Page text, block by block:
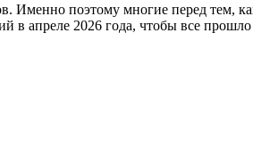
Именно поэтому многие перед тем,
в апреле 2026 года, чтобы все